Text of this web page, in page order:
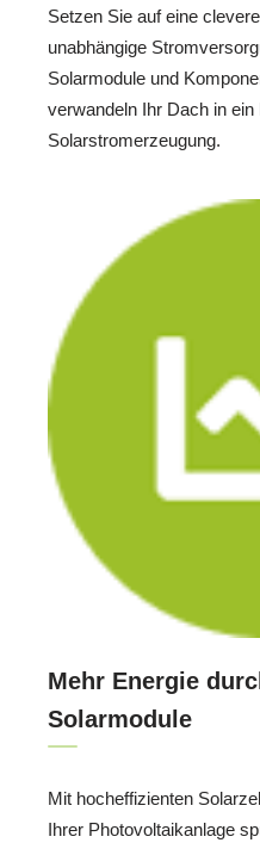
Setzen Sie auf eine
unabhängige
Solarmodule und
verwandeln Ihr Dach in
Solarstromerzeugung.
Mehr Energie
Solarmodule
Mit hocheffizienten
Ihrer Photovoltaikanlage